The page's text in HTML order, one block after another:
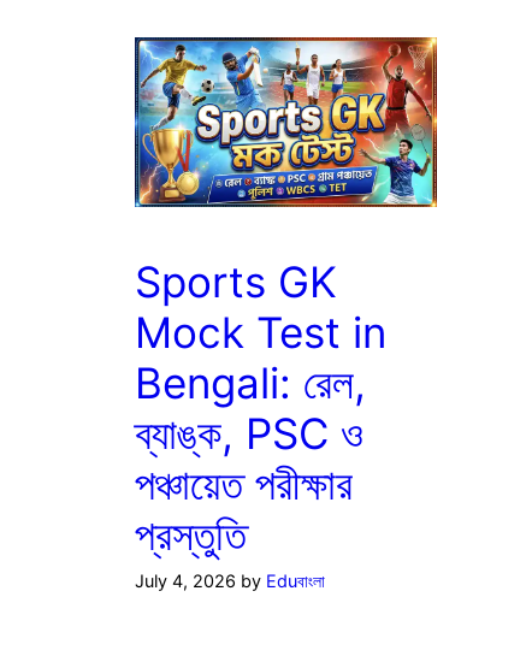
Sports GK
Mock Test in
Bengali: রেল,
ব্যাঙ্ক, PSC ও
পঞ্চায়েত পরীক্ষার
প্রস্তুতি
July 4, 2026 by Eduবাংলা